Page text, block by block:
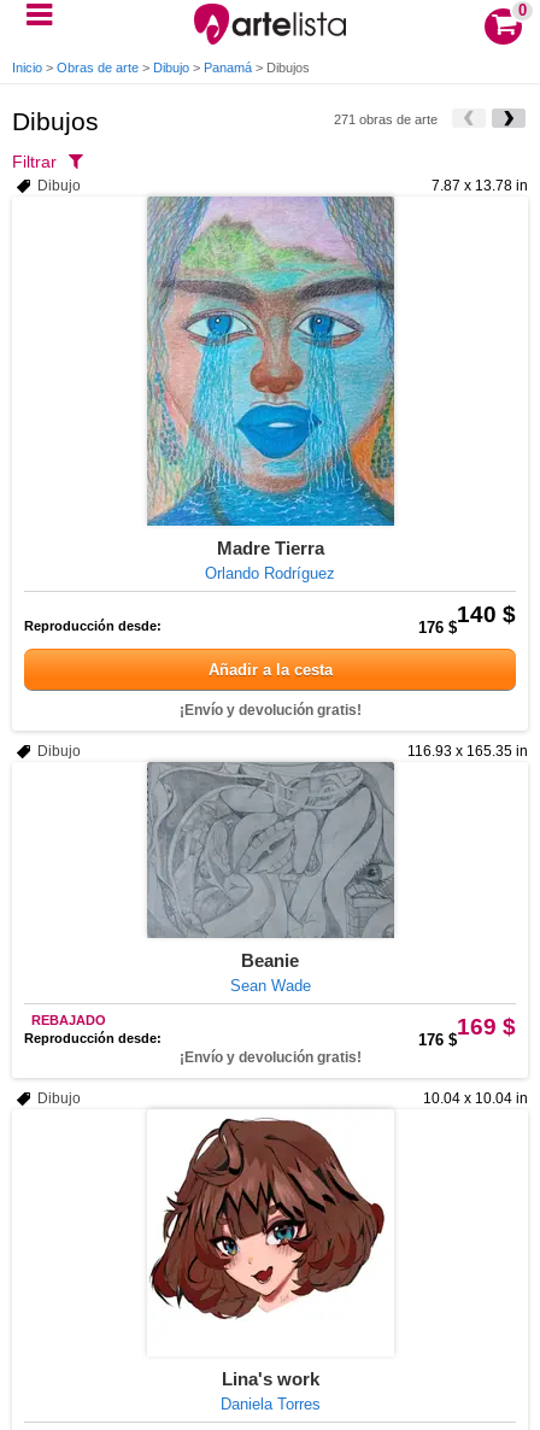
0
Inicio > Obras de arte > Dibujo > Panamá > Dibujos
Dibujos 271 obras de arte
Filtrar
7.87 x 13.78 in
Dibujo
Madre Tierra
Orlando Rodríguez
140 $
Reproducción desde: 176 $
Añadir a la cesta
¡Envío y devolución gratis!
116.93 x 165.35 in
Dibujo
Beanie
Sean Wade
169 $
REBAJADO
Reproducción desde:
176 $
¡Envío y devolución gratis!
10.04 x 10.04 in
Dibujo
Lina's work
Daniela Torres